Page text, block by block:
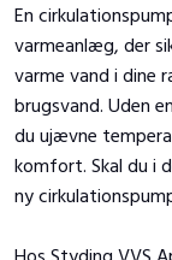
En
varmeanlæg, der
varme vand i dine
brugsvand. Uden
du ujævne
komfort. Skal du i
ny